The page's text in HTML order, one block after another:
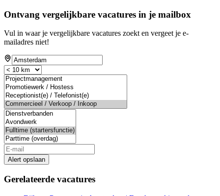
Ontvang vergelijkbare vacatures in je mailbox
Vul in waar je vergelijkbare vacatures zoekt en vergeet je e-
mailadres niet!
Alert opslaan
Gerelateerde vacatures